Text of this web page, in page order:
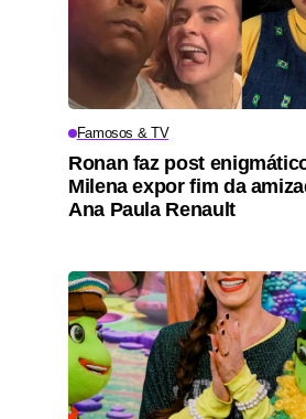
Famosos & TV
Ronan faz post
Milena expor fim da
Ana Paula Renault